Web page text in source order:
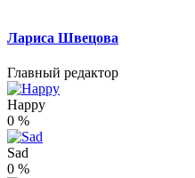
Лариса Швецова
Главный редактор
Happy
0 %
Sad
0 %